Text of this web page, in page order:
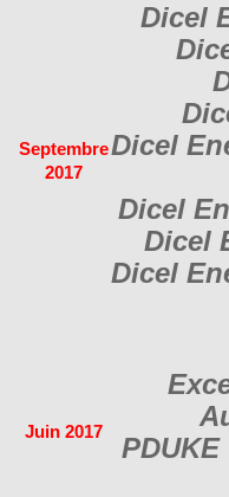
Septembre
2017
Dicel
Dicel
Dicel
Dicel
Dicel
Juin 2017
PDUKE